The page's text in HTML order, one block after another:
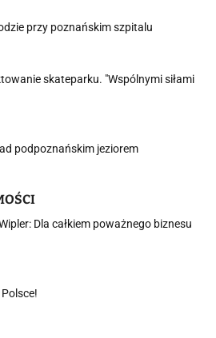
przy poznańskim szpitalu
skateparku. "Wspólnymi siłami
podpoznańskim jeziorem
Dla całkiem poważnego biznesu